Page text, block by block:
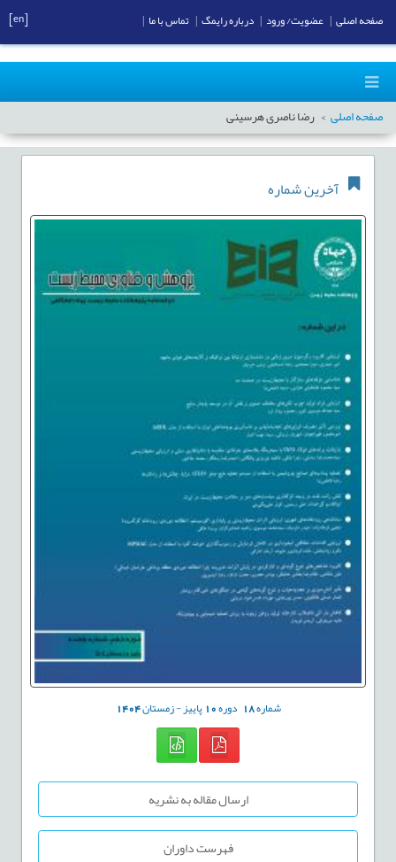
صفحه اصلی رضا ناصری هرسینی
آخرین شماره
شماره18 دوره10پاییز - زمستان1404
ارسال مقاله به نشریه
فهرست داوران
صفحه اصلی عضویت/ ورود درباره رایمگ تماس با ما